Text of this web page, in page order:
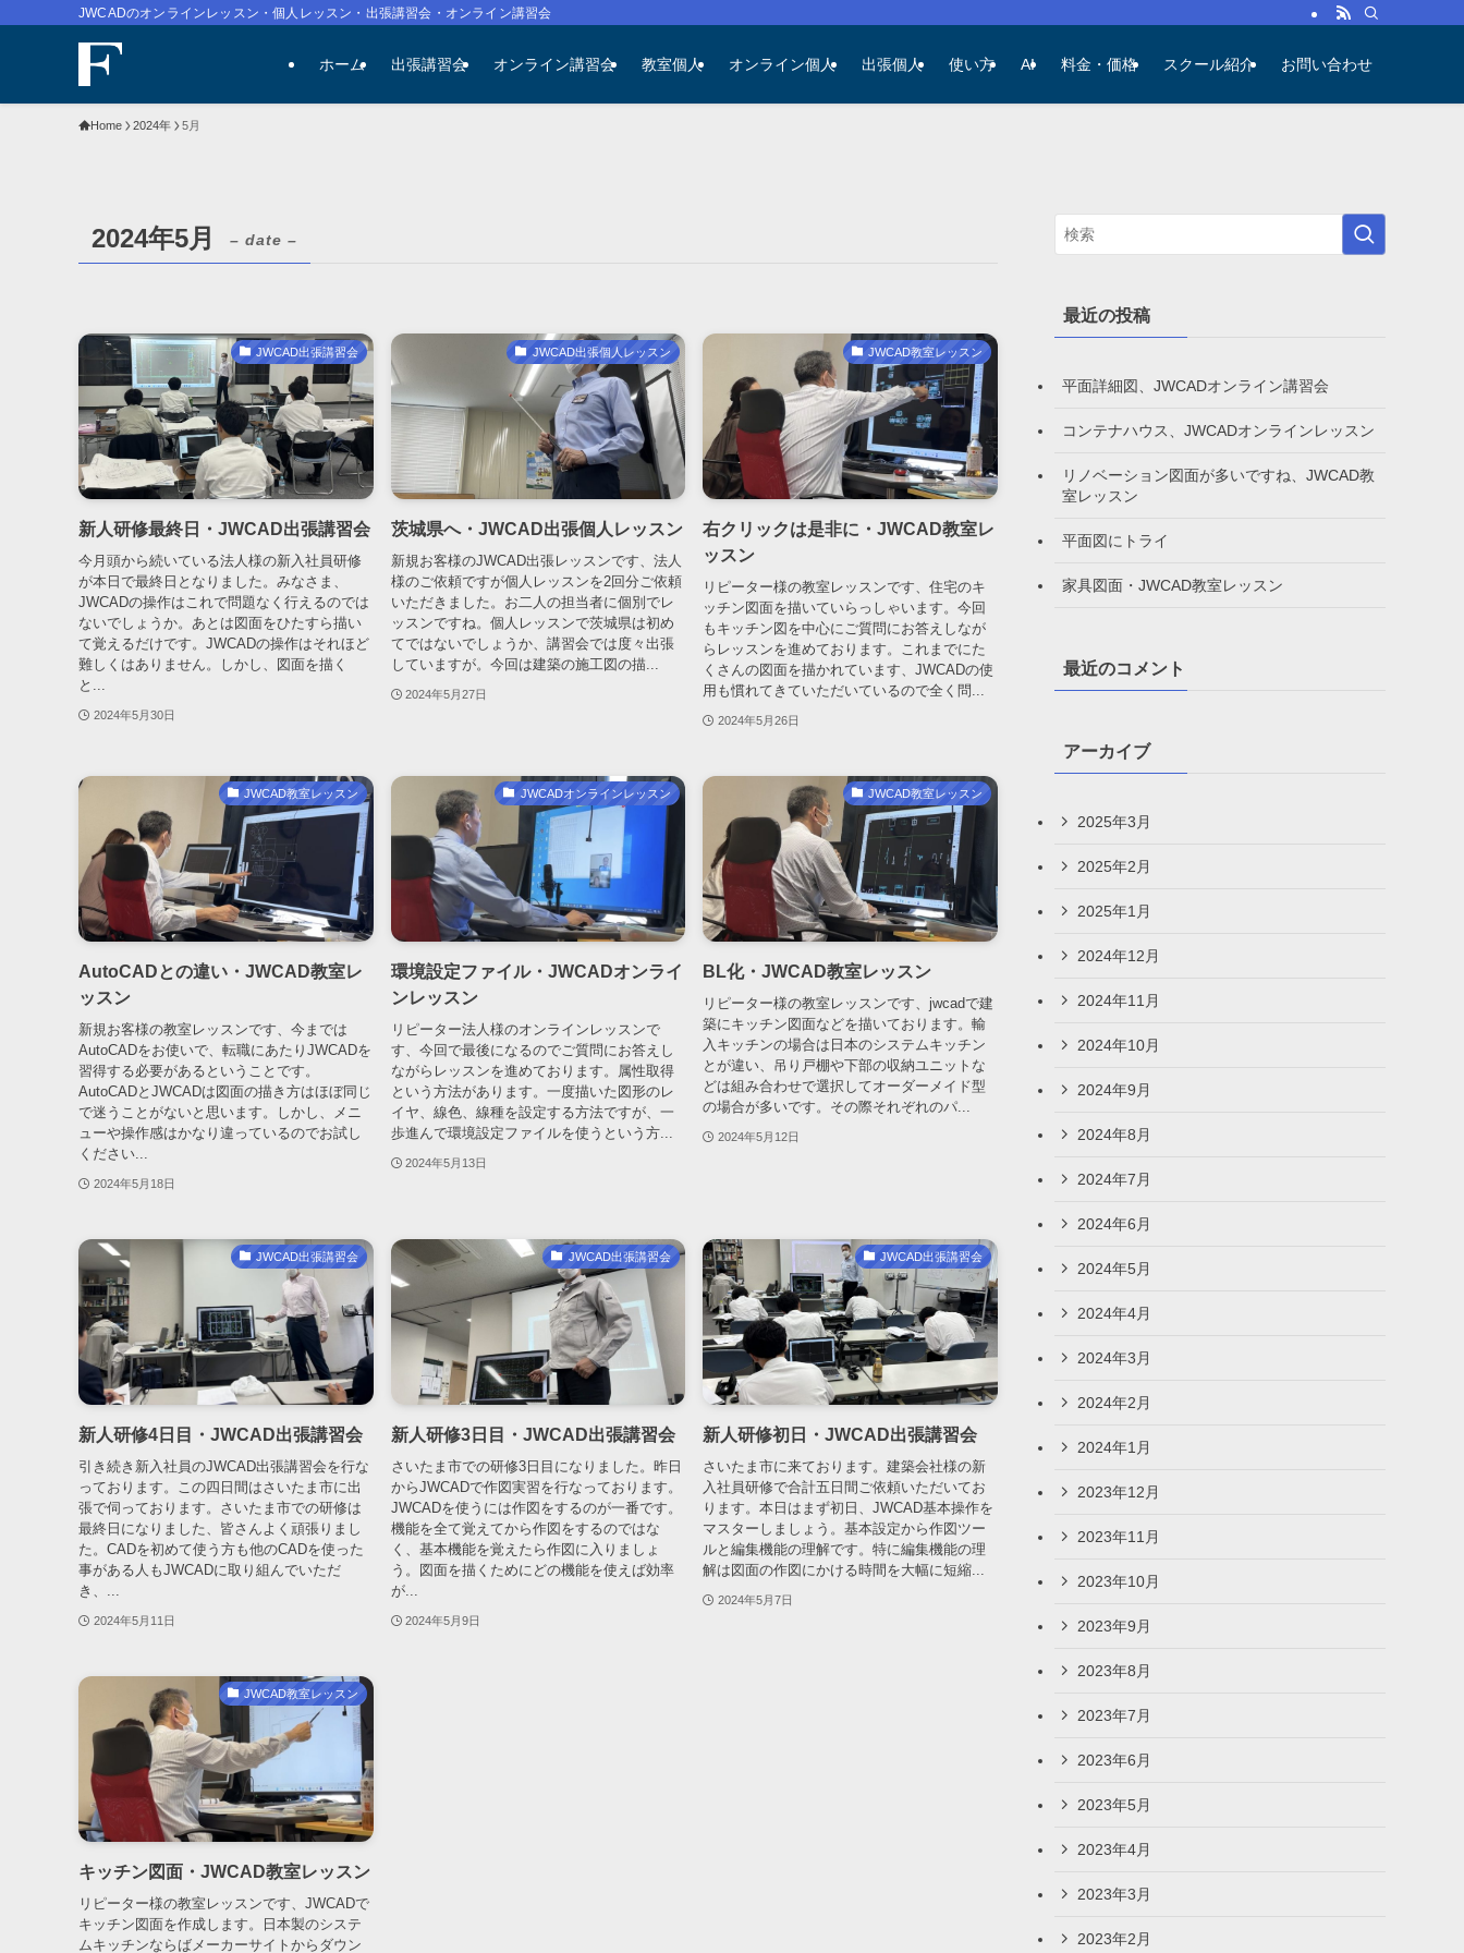
JWCADのオンラインレッスン・個人レッスン・出張講習会・オンライン講習会
ホーム 出張講習会 オンライン講習会 教室個人 オンライン個人 出張個人 使い方 AI 料金・価格 スクール紹介 お問い合わせ
Home 2024年 5月
2024年5月 – date –
JWCAD出張講習会
新人研修最終日・JWCAD出張講習会
今月頭から続いている法人様の新入社員研修
が本日で最終日となりました。みなさま、
JWCADの操作はこれで問題なく行えるのでは
ないでしょうか。あとは図面をひたすら描い
て覚えるだけです。JWCADの操作はそれほど
難しくはありません。しかし、図面を描く
と...
2024年5月30日
JWCAD出張個人レッスン
茨城県へ・JWCAD出張個人レッスン
新規お客様のJWCAD出張レッスンです、法人
様のご依頼ですが個人レッスンを2回分ご依頼
いただきました。お二人の担当者に個別でレ
ッスンですね。個人レッスンで茨城県は初め
てではないでしょうか、講習会では度々出張
していますが。今回は建築の施工図の描...
2024年5月27日
JWCAD教室レッスン
右クリックは是非に・JWCAD教室レ
ッスン
リピーター様の教室レッスンです、住宅のキ
ッチン図面を描いていらっしゃいます。今回
もキッチン図を中心にご質問にお答えしなが
らレッスンを進めております。これまでにた
くさんの図面を描かれています、JWCADの使
用も慣れてきていただいているので全く問...
2024年5月26日
JWCAD教室レッスン
AutoCADとの違い・JWCAD教室レ
ッスン
新規お客様の教室レッスンです、今までは
AutoCADをお使いで、転職にあたりJWCADを
習得する必要があるということです。
AutoCADとJWCADは図面の描き方はほぼ同じ
で迷うことがないと思います。しかし、メニ
ューや操作感はかなり違っているのでお試し
ください...
2024年5月18日
JWCADオンラインレッスン
環境設定ファイル・JWCADオンライ
ンレッスン
リピーター法人様のオンラインレッスンで
す、今回で最後になるのでご質問にお答えし
ながらレッスンを進めております。属性取得
という方法があります。一度描いた図形のレ
イヤ、線色、線種を設定する方法ですが、一
歩進んで環境設定ファイルを使うという方...
2024年5月13日
JWCAD教室レッスン
BL化・JWCAD教室レッスン
リピーター様の教室レッスンです、jwcadで建
築にキッチン図面などを描いております。輸
入キッチンの場合は日本のシステムキッチン
とが違い、吊り戸棚や下部の収納ユニットな
どは組み合わせで選択してオーダーメイド型
の場合が多いです。その際それぞれのパ...
2024年5月12日
JWCAD出張講習会
新人研修4日目・JWCAD出張講習会
引き続き新入社員のJWCAD出張講習会を行な
っております。この四日間はさいたま市に出
張で伺っております。さいたま市での研修は
最終日になりました、皆さんよく頑張りまし
た。CADを初めて使う方も他のCADを使った
事がある人もJWCADに取り組んでいただ
き、...
2024年5月11日
JWCAD出張講習会
新人研修3日目・JWCAD出張講習会
さいたま市での研修3日目になりました。昨日
からJWCADで作図実習を行なっております。
JWCADを使うには作図をするのが一番です。
機能を全て覚えてから作図をするのではな
く、基本機能を覚えたら作図に入りましょ
う。図面を描くためにどの機能を使えば効率
が...
2024年5月9日
JWCAD出張講習会
新人研修初日・JWCAD出張講習会
さいたま市に来ております。建築会社様の新
入社員研修で合計五日間ご依頼いただいてお
ります。本日はまず初日、JWCAD基本操作を
マスターしましょう。基本設定から作図ツー
ルと編集機能の理解です。特に編集機能の理
解は図面の作図にかける時間を大幅に短縮...
2024年5月7日
JWCAD教室レッスン
キッチン図面・JWCAD教室レッスン
リピーター様の教室レッスンです、JWCADで
キッチン図面を作成します。日本製のシステ
ムキッチンならばメーカーサイトからダウン
最近の投稿
平面詳細図、JWCADオンライン講習会
コンテナハウス、JWCADオンラインレッスン
リノベーション図面が多いですね、JWCAD教
室レッスン
平面図にトライ
家具図面・JWCAD教室レッスン
最近のコメント
アーカイブ
2025年3月
2025年2月
2025年1月
2024年12月
2024年11月
2024年10月
2024年9月
2024年8月
2024年7月
2024年6月
2024年5月
2024年4月
2024年3月
2024年2月
2024年1月
2023年12月
2023年11月
2023年10月
2023年9月
2023年8月
2023年7月
2023年6月
2023年5月
2023年4月
2023年3月
2023年2月